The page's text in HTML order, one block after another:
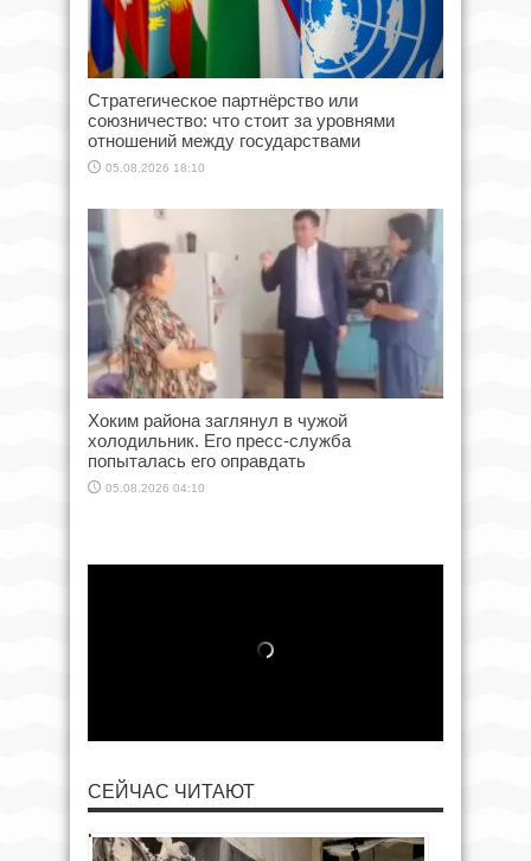
Стратегическое партнёрство или
союзничество: что стоит за уровнями
отношений между государствами
05.08.2026 18:10
Хоким района заглянул в чужой
холодильник. Его пресс-служба
попыталась его оправдать
05.08.2026 04:10
СЕЙЧАС ЧИТАЮТ